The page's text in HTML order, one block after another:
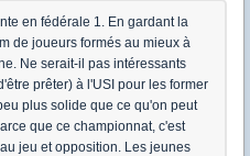
en fédérale 1. En gardant la
de joueurs formés au mieux à
Ne serait-il pas intéressants
prêter) à l'USI pour les former
plus solide que ce qu'on peut
que ce championnat, c'est
jeu et opposition. Les jeunes